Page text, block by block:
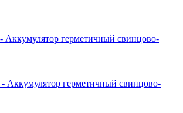
Аккумулятор герметичный свинцово-
Аккумулятор герметичный свинцово-